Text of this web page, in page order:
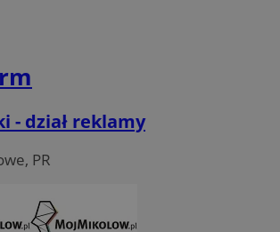
- dział reklamy
PR